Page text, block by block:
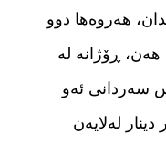
هەروەها دوو
هەن، ڕۆژانە لە
هەزار كەس سەردانی ئەو
كە ساڵانە 216 ملیار دینار لەلایەن